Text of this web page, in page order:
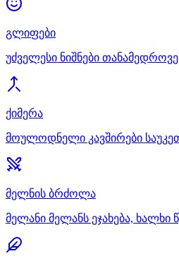
გლიფები
უძველესი ნიშნები
ქიმერა
მოულოდნელი კავშირები
მელნის ბრძოლა
მელანი მელანს ეჯახება, ხალხი